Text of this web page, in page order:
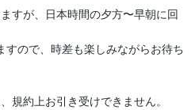
すが、日本時間の夕方〜早朝に回
ので、時差も楽しみながらお待ち
規約上お引き受けできません。